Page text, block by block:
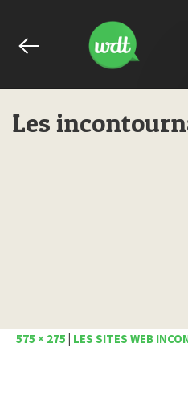
Les
575 × 275 LES SITES WEB